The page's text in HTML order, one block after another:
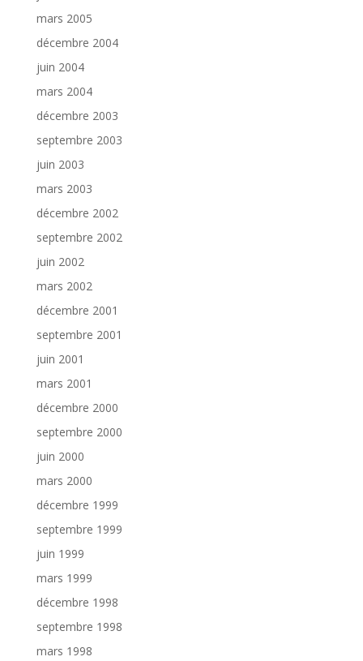
mars 2005
décembre 2004
juin 2004
mars 2004
décembre 2003
septembre 2003
juin 2003
mars 2003
décembre 2002
septembre 2002
juin 2002
mars 2002
décembre 2001
septembre 2001
juin 2001
mars 2001
décembre 2000
septembre 2000
juin 2000
mars 2000
décembre 1999
septembre 1999
juin 1999
mars 1999
décembre 1998
septembre 1998
mars 1998